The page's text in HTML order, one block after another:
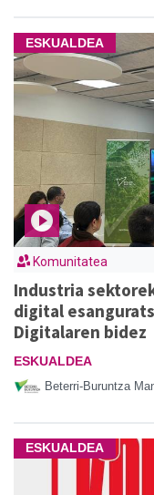
ESKUALDEA
Komunitatea
Industria
digital
Digitalaren bidez
ESKUALDEA
Beterri-Buruntza
ESKUALDEA